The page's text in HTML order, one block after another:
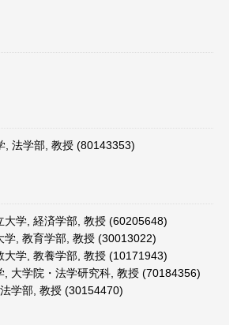
, 法学部, 教授 (80143353)
大学, 経済学部, 教授 (60205648)
学, 教育学部, 教授 (30013022)
大学, 教養学部, 教授 (10171943)
, 大学院・法学研究科, 教授 (70184356)
学部, 教授 (30154470)